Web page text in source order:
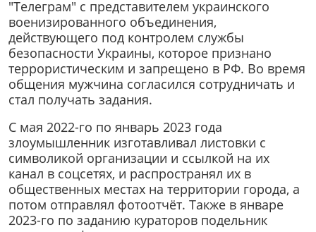
"Телеграм" с представителем украинского
военизированного объединения,
действующего под контролем службы
безопасности Украины, которое признано
террористическим и запрещено в РФ. Во время
общения мужчина согласился сотрудничать и
стал получать задания.
С мая 2022-го по январь 2023 года
злоумышленник изготавливал листовки с
символикой организации и ссылкой на их
канал в соцсетях, и распространял их в
общественных местах на территории города, а
потом отправлял фотоотчёт. Также в январе
2023-го по заданию кураторов подельник